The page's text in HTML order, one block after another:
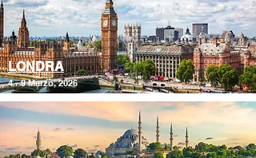
LONDRA
4 - 9 Marzo, 2026